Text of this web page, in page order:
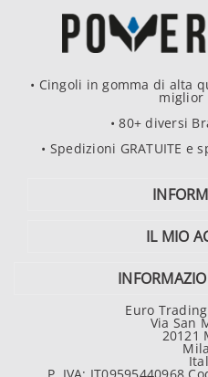
• Cingoli in gomma di alta
miglior
• 80+ diversi
• Spedizioni GRATUITE e
IL MIO
Euro
Via San
20121